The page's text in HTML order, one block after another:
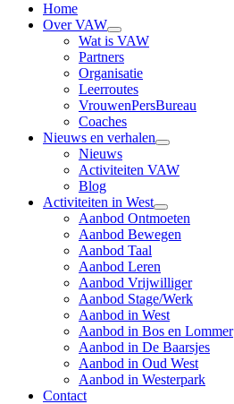
Home
Over VAW
Wat is VAW
Partners
Organisatie
Leerroutes
VrouwenPersBureau
Coaches
Nieuws en verhalen
Nieuws
Activiteiten VAW
Blog
Activiteiten in West
Aanbod Ontmoeten
Aanbod Bewegen
Aanbod Taal
Aanbod Leren
Aanbod Vrijwilliger
Aanbod Stage/Werk
Aanbod in West
Aanbod in Bos en Lommer
Aanbod in De Baarsjes
Aanbod in Oud West
Aanbod in Westerpark
Contact